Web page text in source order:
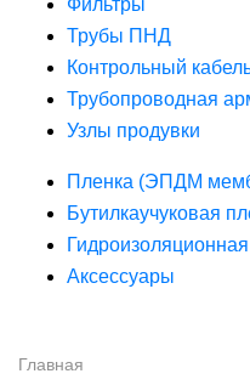
Фильтры
Трубы ПНД
Контрольный
Трубопроводная
Узлы продувки
Пленка (ЭПДМ
Бутилкаучуковая
Аксессуары
Главная